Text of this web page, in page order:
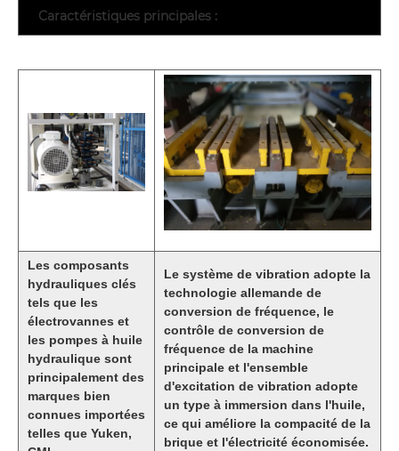
Caractéristiques principales :
Les composants
hydrauliques clés
tels que les
électrovannes et
les pompes à huile
hydraulique sont
principalement des
marques bien
connues importées
telles que Yuken,
Le système de vibration adopte la
technologie allemande de
conversion de fréquence, le
contrôle de conversion de
fréquence de la machine
principale et l'ensemble
d'excitation de vibration adopte
un type à immersion dans l'huile,
ce qui améliore la compacité de la
brique et l'électricité économisée.